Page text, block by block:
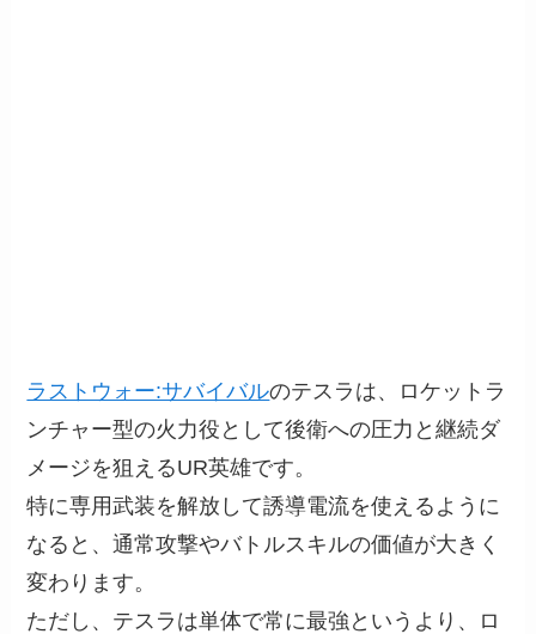
ラストウォー:サバイバルのテスラは、ロケットラ
ンチャー型の火力役として後衛への圧力と継続ダ
メージを狙えるUR英雄です。
特に専用武装を解放して誘導電流を使えるように
なると、通常攻撃やバトルスキルの価値が大きく
変わります。
ただし、テスラは単体で常に最強というより、ロ